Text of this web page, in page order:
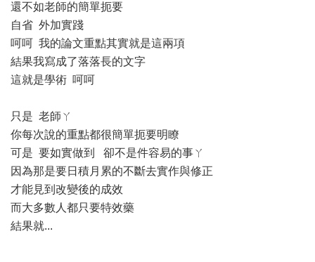
還不如老師的簡單扼要
自省 外加實踐
呵呵 我的論文重點其實就是這兩項
結果我寫成了落落長的文字
這就是學術 呵呵
只是 老師ㄚ
你每次說的重點都很簡單扼要明瞭
可是 要如實做到 卻不是件容易的事ㄚ
因為那是要日積月累的不斷去實作與修正
才能見到改變後的成效
而大多數人都只要特效藥
結果就...